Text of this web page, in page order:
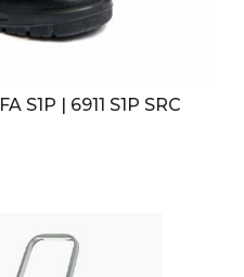
S1P | 6911 S1P SRC